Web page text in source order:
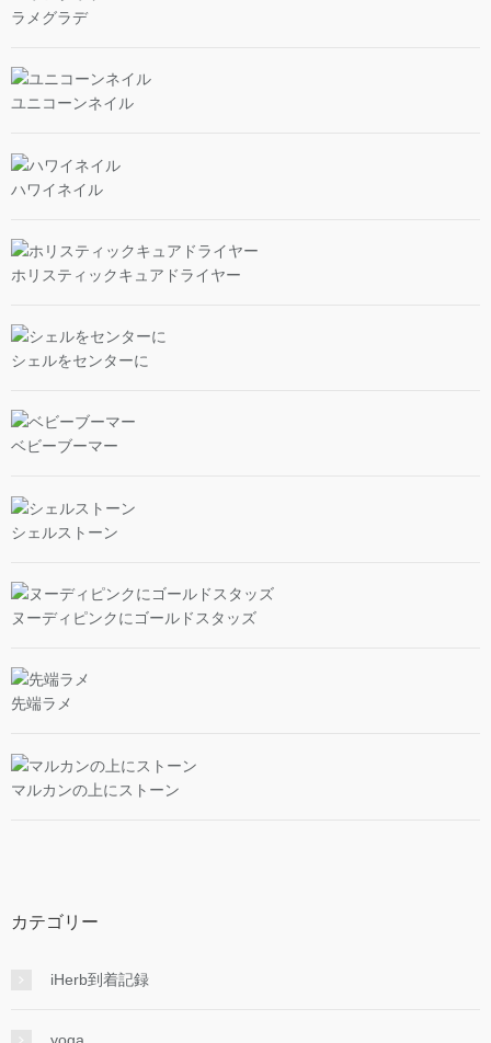
ラメグラデ
ユニコーンネイル
ハワイネイル
ホリスティックキュアドライヤー
シェルをセンターに
ベビーブーマー
シェルストーン
ヌーディピンクにゴールドスタッズ
先端ラメ
マルカンの上にストーン
カテゴリー
iHerb到着記録
yoga